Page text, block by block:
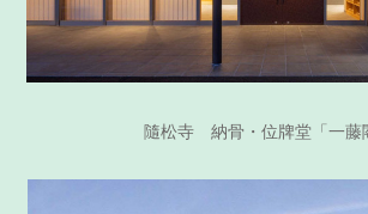
隨松寺 納骨・位牌堂「一藤